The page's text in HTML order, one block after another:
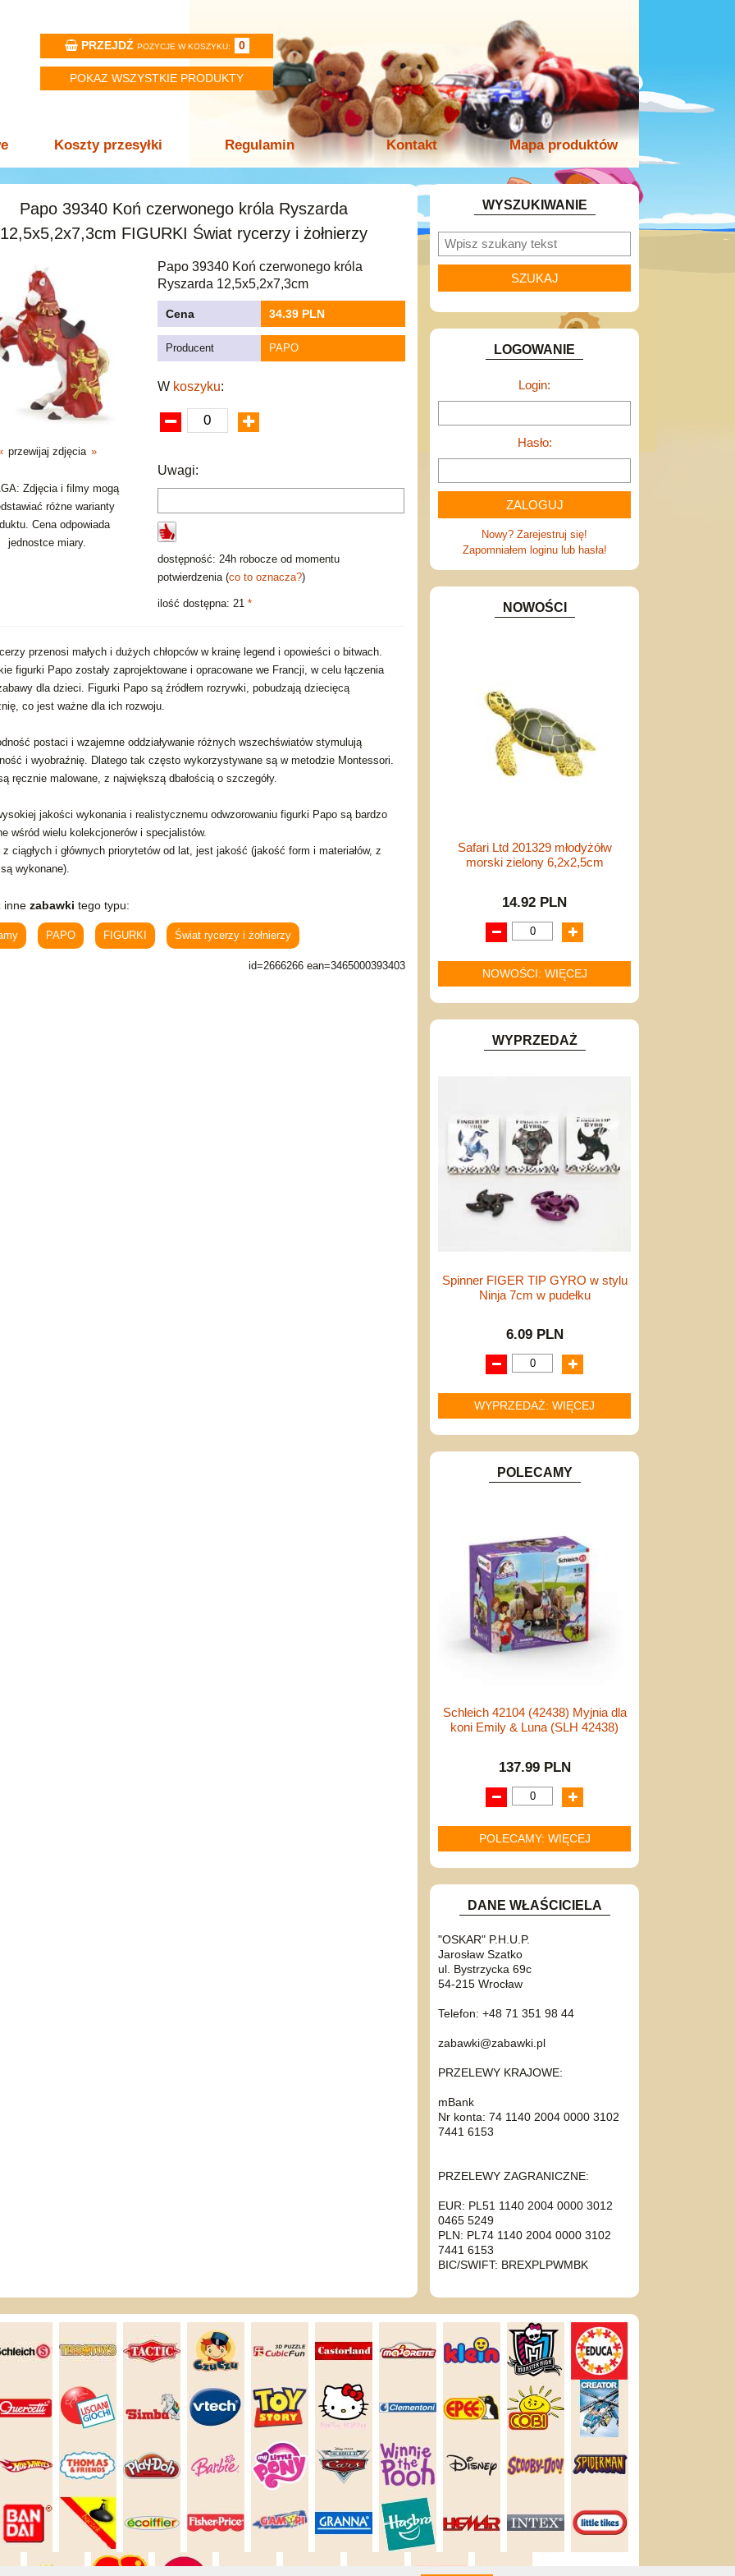
PRZEJDŹ POZYCJE W KOSZYKU: 0
POKAZ WSZYSTKIE PRODUKTY
Koszty przesyłki Regulamin Kontakt Mapa produktów
Papo 39340 Koń czerwonego króla Ryszarda
12,5x5,2x7,3cm FIGURKI Świat rycerzy i żołnierzy
przewijaj zdjęcia »
Zdjęcia i filmy mogą
różne warianty
Cena odpowiada
jednostce miary.
Papo 39340 Koń czerwonego króla
Ryszarda 12,5x5,2x7,3cm
Cena 34.39 PLN
Producent PAPO
W koszyku:
Uwagi:
dostępność: 24h robocze od momentu
potwierdzenia (co to oznacza?)
ilość dostępna: 21 *
przenosi małych i dużych chłopców w krainę legend i opowieści o bitwach.
figurki Papo zostały zaprojektowane i opracowane we Francji, w celu łączenia
dla dzieci. Figurki Papo są źródłem rozrywki, pobudzają dziecięcą
co jest ważne dla ich rozwoju.
postaci i wzajemne oddziaływanie różnych wszechświatów stymulują
i wyobraźnię. Dlatego tak często wykorzystywane są w metodzie Montessori.
ręcznie malowane, z największą dbałością o szczegóły.
jakości wykonania i realistycznemu odwzorowaniu figurki Papo są bardzo
wśród wielu kolekcjonerów i specjalistów.
ciągłych i głównych priorytetów od lat, jest jakość (jakość form i materiałów, z
wykonane).
inne zabawki tego typu:
PAPO FIGURKI Świat rycerzy i żołnierzy
id=2666266 ean=3465000393403
WYSZUKIWANIE
LOGOWANIE
Login:
Hasło:
Nowy? Zarejestruj się!
Zapomniałem loginu lub hasła!
NOWOŚCI
Safari Ltd 201329 młodyżółw
morski zielony 6,2x2,5cm
14.92 PLN
NOWOŚCI: WIĘCEJ
WYPRZEDAŻ
Spinner FIGER TIP GYRO w stylu
Ninja 7cm w pudełku
6.09 PLN
WYPRZEDAŻ: WIĘCEJ
POLECAMY
Schleich 42104 (42438) Myjnia dla
koni Emily & Luna (SLH 42438)
137.99 PLN
POLECAMY: WIĘCEJ
DANE WŁAŚCICIELA
"OSKAR" P.H.U.P.
Jarosław Szatko
ul. Bystrzycka 69c
54-215 Wrocław
Telefon: +48 71 351 98 44
zabawki@zabawki.pl
PRZELEWY KRAJOWE:
mBank
Nr konta: 74 1140 2004 0000 3102
7441 6153
PRZELEWY ZAGRANICZNE:
EUR: PL51 1140 2004 0000 3012
0465 5249
PLN: PL74 1140 2004 0000 3102
7441 6153
BIC/SWIFT: BREXPLPWMBK